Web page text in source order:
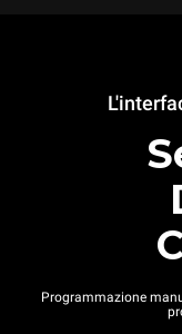
Programmazione